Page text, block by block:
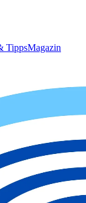
TippsMagazin